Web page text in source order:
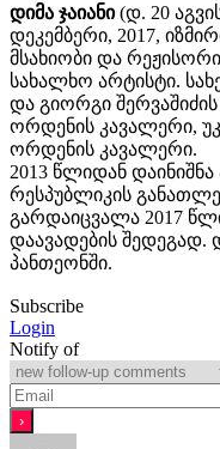
დიმა ჯაიანი(დ. 20
დეკემბერი, 2017,
მსახიობი და
სახალხო არტისტი.
და გიორგი
ორდენის კავალერი,
ორდენის კავალერი.
2013 წლიდან
რესპუბლიკის
გარდაიცვალა 2017
დაავადების
პანთეონში.
Subscribe
Login
Notify of